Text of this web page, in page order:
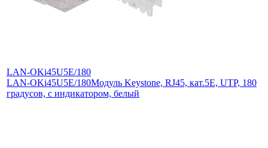
LAN-OKi45U5E/180
LAN-OKi45U5E/180Модуль Keystone, RJ45, кат.5E, UTP, 180
градусов, с индикатором, белый